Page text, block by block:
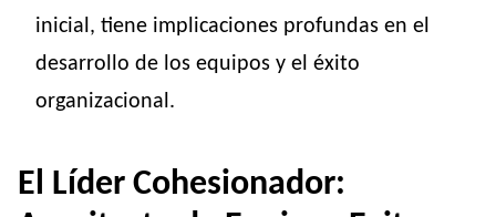
inicial, tiene implicaciones profundas en el
desarrollo de los equipos y el éxito
organizacional.
El Líder Cohesionador: